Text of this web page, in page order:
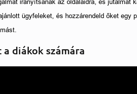
irányítsanak az oldalaidra, és jutalmat
ügyfeleket, és hozzárendeld őket egy
diákok számára